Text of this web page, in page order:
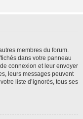
membres du forum.
dans votre panneau
connexion et leur envoyer
leurs messages peuvent
liste d’ignorés, tous ses